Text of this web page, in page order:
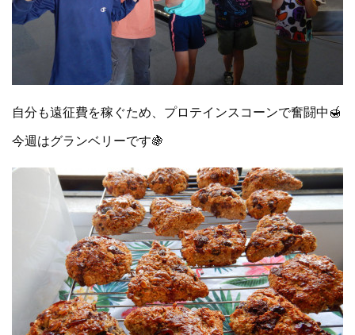
自分も遠征費を稼ぐため、プロテインスコーンで奮闘中🍯
今週はグランベリーです🍇